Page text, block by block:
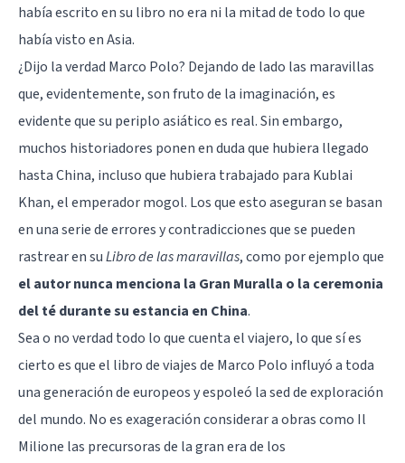
había escrito en su libro no era ni la mitad de todo lo que
había visto en Asia.
¿Dijo la verdad Marco Polo? Dejando de lado las maravillas
que, evidentemente, son fruto de la imaginación, es
evidente que su periplo asiático es real. Sin embargo,
muchos historiadores ponen en duda que hubiera llegado
hasta China, incluso que hubiera trabajado para Kublai
Khan, el emperador mogol. Los que esto aseguran se basan
en una serie de errores y contradicciones que se pueden
rastrear en suLibro de las maravillas, como por ejemplo que
el autor nunca menciona la Gran Muralla o la ceremonia
del té durante su estancia en China.
Sea o no verdad todo lo que cuenta el viajero, lo que sí es
cierto es que el libro de viajes de Marco Polo influyó a toda
una generación de europeos y espoleó la sed de exploración
del mundo. No es exageración considerar a obras como Il
Milione las precursoras de la gran era de los